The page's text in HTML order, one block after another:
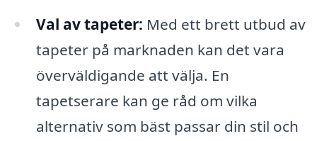
Val av tapeter: Med ett brett utbud av
tapeter på marknaden kan det vara
överväldigande att välja. En
tapetserare kan ge råd om vilka
alternativ som bäst passar din stil och